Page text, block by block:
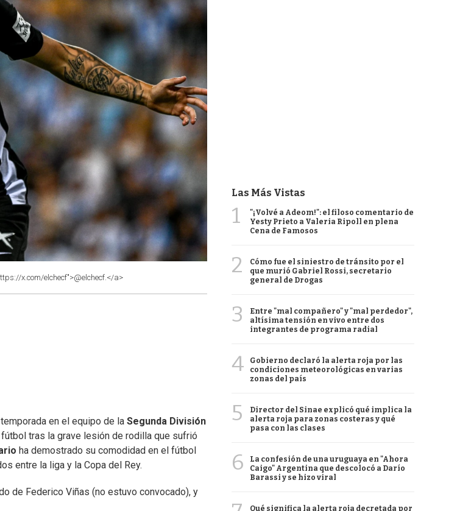
x.com/elchecf">@elchecf.</a>
en el equipo de la Segunda División
tras la grave lesión de rodilla que sufrió
ha demostrado su comodidad en el fútbol
entre la liga y la Copa del Rey.
de Federico Viñas (no estuvo convocado), y
Las Más Vistas
1
"¡Volvé a Adeom!": el filoso comentario de
Yesty Prieto a Valeria Ripoll en plena
Cena de Famosos
2
Cómo fue el siniestro de tránsito por el
que murió Gabriel Rossi, secretario
general de Drogas
3
Entre "mal compañero" y "mal perdedor",
altísima tensión en vivo entre dos
integrantes de programa radial
4
Gobierno declaró la alerta roja por las
condiciones meteorológicas en varias
zonas del país
5
Director del Sinae explicó qué implica la
alerta roja para zonas costeras y qué
pasa con las clases
6
La confesión de una uruguaya en "Ahora
Caigo" Argentina que descolocó a Darío
Barassi y se hizo viral
Qué significa la alerta roja decretada por